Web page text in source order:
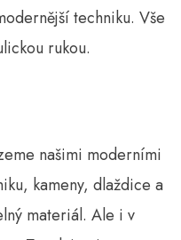
techniku. Vše
rukou.
našimi moderními
kameny, dlaždice a
materiál. Ale i v